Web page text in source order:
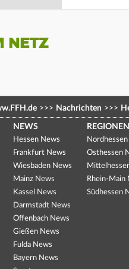
NETZ
>>> Nachrichten >>>
NEWS
Hessen News
Frankfurt News
Wiesbaden News
Mainz News
Kassel News
Darmstadt News
Offenbach News
Gießen News
Fulda News
Bayern News
REGIONEN
Osthessen
Rhein-Main
Südhessen